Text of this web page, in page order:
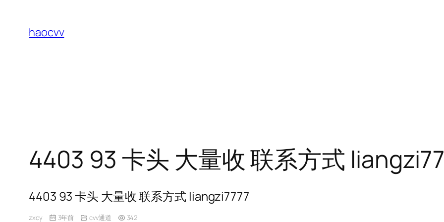
haocvv
4403 93 卡头 大量收 联系方式
4403 93 卡头 大量收 联系方式 liangzi7777
zxcy 3年前 cvv通道 342